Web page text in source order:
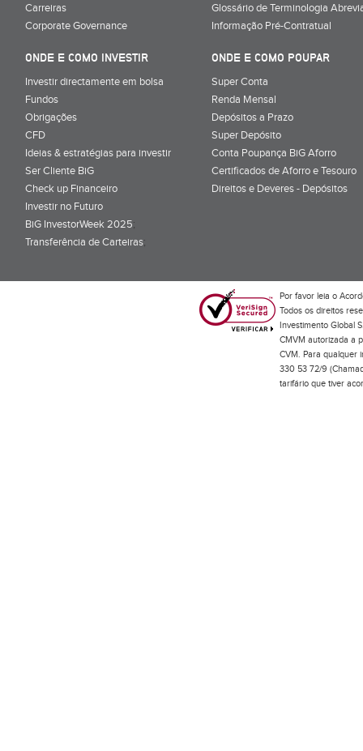
Carreiras
Corporate Governance
Glossário de Terminologia
Informação Pré-Contratual
ONDE E COMO INVESTIR
Investir directamente em bolsa
Fundos
Obrigações
CFD
Ideias & estratégias para investir
Ser Cliente BiG
Check up Financeiro
Investir no Futuro
BiG InvestorWeek 2025;
Transferência de Carteiras;
ONDE E COMO POUPAR
Super Conta
Renda Mensal
Depósitos a Prazo
Super Depósito
Conta Poupança BiG Aforro
Certificados de Aforro e Tesouro
Direitos e Deveres - Depósitos
Por favor leia o
Todos os direitos
Investimento Global
CMVM autorizada a
CVM. Para qualquer
330 53 72/9
tarifário que tiver